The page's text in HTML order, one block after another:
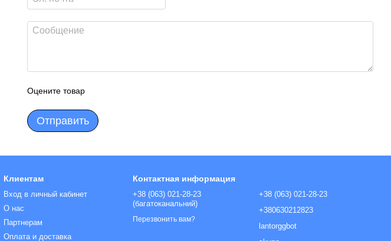
Оцените товар
Отправить
Клиентам
Вход в личный кабинет
О нас
Партнерам
Оплата и доставка
Контактная информация
+38 (063) 021-28-23
(багатоканальний)
Перезвонить вам?
+38 (063) 021-28-23
+380630212823
lantorggbot